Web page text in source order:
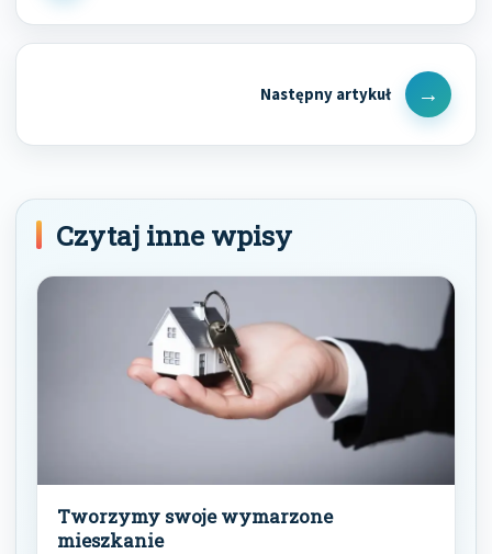
Next
Post
Czytaj inne wpisy
Tworzymy swoje wymarzone
mieszkanie